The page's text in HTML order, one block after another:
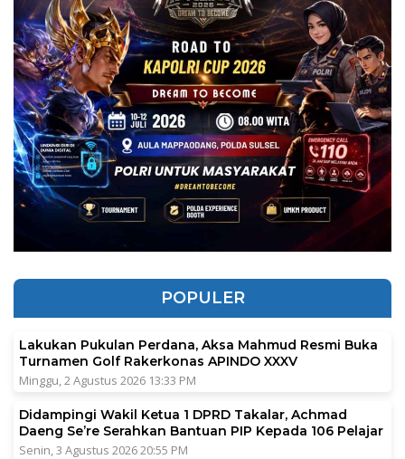
POPULER
Lakukan Pukulan Perdana, Aksa Mahmud Resmi Buka
Turnamen Golf Rakerkonas APINDO XXXV
Minggu, 2 Agustus 2026 13:33 PM
Didampingi Wakil Ketua 1 DPRD Takalar, Achmad
Daeng Se’re Serahkan Bantuan PIP Kepada 106 Pelajar
Senin, 3 Agustus 2026 20:55 PM